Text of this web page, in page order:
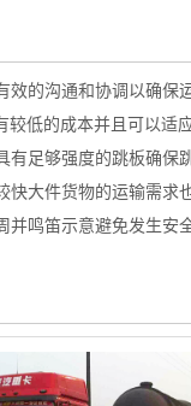
效的沟通和协调以确保
低的成本并且可以适
有足够强度的跳板确保
快大件货物的运输需求
并鸣笛示意避免发生安